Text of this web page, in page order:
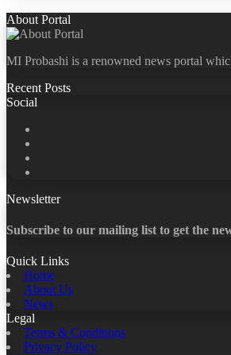
About Portal
MI Probashi is a renowned news portal
Recent Posts
Social
Newsletter
Subscribe to our mailing list to get the
Quick Links
Home
About Us
News
Legal
Terms & Conditions
Privacy Policy